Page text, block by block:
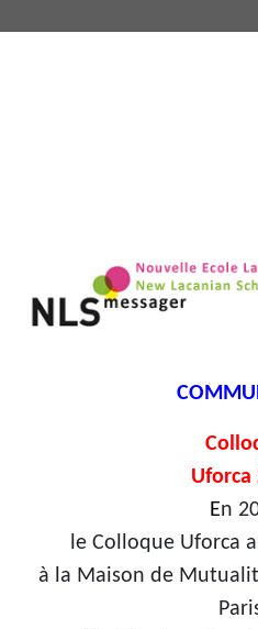
Uforca
En
le Colloque Uforca
à la Maison de